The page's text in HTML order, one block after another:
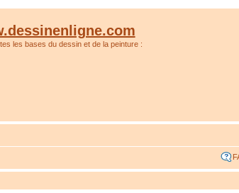
les bases du dessin et de la peinture :